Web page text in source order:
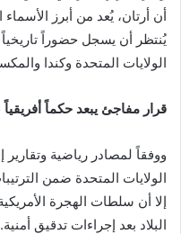
أن أرتان، يُعد من أبرز الأسماء
يُنتظر أن يسجل حضوراً
الولايات المتحدة وكندا
قرار مفاجئ يبعد حكماً
ووفقاً لمصادر رياضية وتقارير
الولايات المتحدة ضمن
إلا أن سلطات الهجرة
البلاد بعد إجراءات تدقيق أمنية.